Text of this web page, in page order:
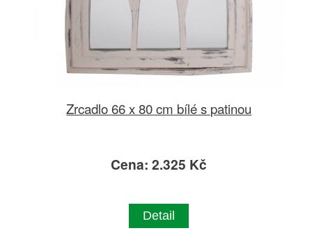
Zrcadlo 66 x 80 cm bílé s patinou
Cena: 2.325 Kč
Detail